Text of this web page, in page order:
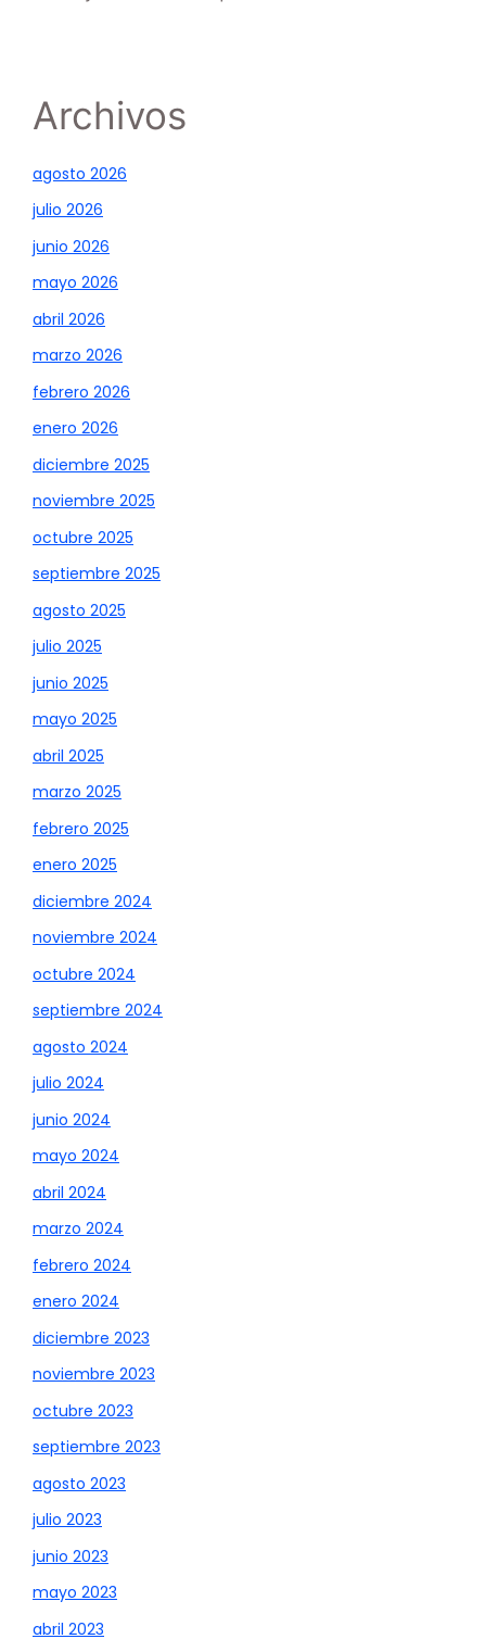
Archivos
agosto 2026
julio 2026
junio 2026
mayo 2026
abril 2026
marzo 2026
febrero 2026
enero 2026
diciembre 2025
noviembre 2025
octubre 2025
septiembre 2025
agosto 2025
julio 2025
junio 2025
mayo 2025
abril 2025
marzo 2025
febrero 2025
enero 2025
diciembre 2024
noviembre 2024
octubre 2024
septiembre 2024
agosto 2024
julio 2024
junio 2024
mayo 2024
abril 2024
marzo 2024
febrero 2024
enero 2024
diciembre 2023
noviembre 2023
octubre 2023
septiembre 2023
agosto 2023
julio 2023
junio 2023
mayo 2023
abril 2023